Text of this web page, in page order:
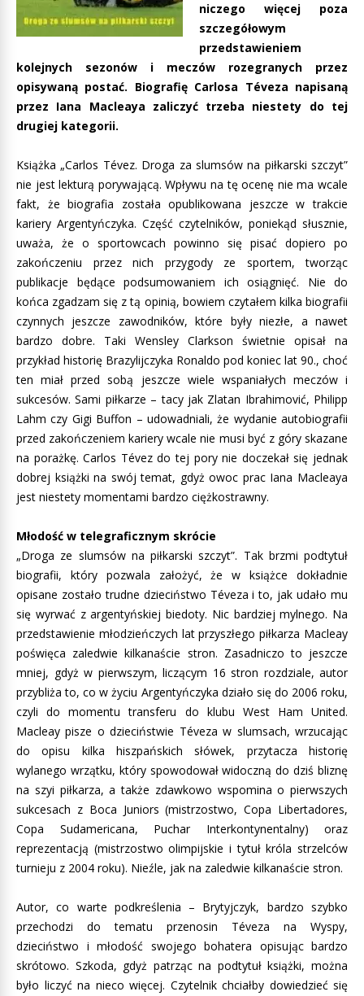
niczego więcej poza
szczegółowym
przedstawieniem
kolejnych sezonów i meczów rozegranych przez
opisywaną postać. Biografię Carlosa Téveza napisaną
przez Iana Macleaya zaliczyć trzeba niestety do tej
drugiej kategorii.
Książka „Carlos Tévez. Droga za slumsów na piłkarski szczyt”
nie jest lekturą porywającą. Wpływu na tę ocenę nie ma wcale
fakt, że biografia została opublikowana jeszcze w trakcie
kariery Argentyńczyka. Część czytelników, poniekąd słusznie,
uważa, że o sportowcach powinno się pisać dopiero po
zakończeniu przez nich przygody ze sportem, tworząc
publikacje będące podsumowaniem ich osiągnięć. Nie do
końca zgadzam się z tą opinią, bowiem czytałem kilka biografii
czynnych jeszcze zawodników, które były niezłe, a nawet
bardzo dobre. Taki Wensley Clarkson świetnie opisał na
przykład historię Brazylijczyka Ronaldo pod koniec lat 90., choć
ten miał przed sobą jeszcze wiele wspaniałych meczów i
sukcesów. Sami piłkarze – tacy jak Zlatan Ibrahimović, Philipp
Lahm czy Gigi Buffon – udowadniali, że wydanie autobiografii
przed zakończeniem kariery wcale nie musi być z góry skazane
na porażkę. Carlos Tévez do tej pory nie doczekał się jednak
dobrej książki na swój temat, gdyż owoc prac Iana Macleaya
jest niestety momentami bardzo ciężkostrawny.
Młodość w telegraficznym skrócie
„Droga ze slumsów na piłkarski szczyt”. Tak brzmi podtytuł
biografii, który pozwala założyć, że w książce dokładnie
opisane zostało trudne dzieciństwo Téveza i to, jak udało mu
się wyrwać z argentyńskiej biedoty. Nic bardziej mylnego. Na
przedstawienie młodzieńczych lat przyszłego piłkarza Macleay
poświęca zaledwie kilkanaście stron. Zasadniczo to jeszcze
mniej, gdyż w pierwszym, liczącym 16 stron rozdziale, autor
przybliża to, co w życiu Argentyńczyka działo się do 2006 roku,
czyli do momentu transferu do klubu West Ham United.
Macleay pisze o dzieciństwie Téveza w slumsach, wrzucając
do opisu kilka hiszpańskich słówek, przytacza historię
wylanego wrzątku, który spowodował widoczną do dziś bliznę
na szyi piłkarza, a także zdawkowo wspomina o pierwszych
sukcesach z Boca Juniors (mistrzostwo, Copa Libertadores,
Copa Sudamericana, Puchar Interkontynentalny) oraz
reprezentacją (mistrzostwo olimpijskie i tytuł króla strzelców
turnieju z 2004 roku). Nieźle, jak na zaledwie kilkanaście stron.
Autor, co warte podkreślenia – Brytyjczyk, bardzo szybko
przechodzi do tematu przenosin Téveza na Wyspy,
dzieciństwo i młodość swojego bohatera opisując bardzo
skrótowo. Szkoda, gdyż patrząc na podtytuł książki, można
było liczyć na nieco więcej. Czytelnik chciałby dowiedzieć się